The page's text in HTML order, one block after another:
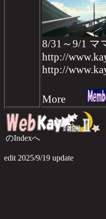
8/31～9/1 マ
http://
http://
More
のIndexへ
edit 2025/9/19 update